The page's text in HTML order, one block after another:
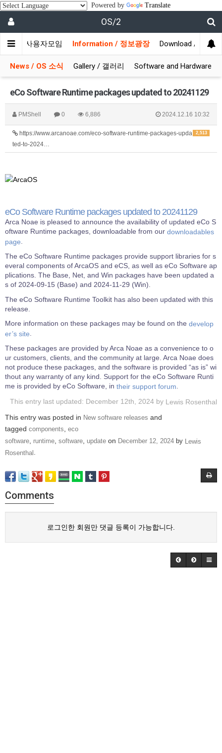
Powered by Translate
OS/2
/ 사용자모임 Information / 정보광장 Download / 자료실
News / OS 소식 Gallery / 갤러리 Software and Hardware
eCo Software Runtime packages updated to 20241129
PMShell 0 6,886 2024.12.16 10:32
2,513
https://www.arcanoae.com/eco-software-runtime-packages-upda
ted-to-2024…
eCo Software Runtime packages updated to 20241129
Arca Noae is pleased to announce the availability of updated eCo S
oftware Runtime packages, downloadable from our downloadables
page
The eCo Software Runtime packages provide support libraries for s
everal components of ArcaOS and eCS, as well as eCo Software ap
plications. The Base, Net, and Win packages have been updated a
s of 2024-09-15 (Base) and 2024-11-29 (Win).
The eCo Software Runtime Toolkit has also been updated with this
release.
More information on these packages may be found on the develop
er’s site
These packages are provided by Arca Noae as a convenience to o
ur customers, clients, and the community at large. Arca Noae does
not produce these packages, and the software is provided “as is” wi
thout any warranty of any kind. Support for the eCo Software Runti
me is provided by eCo Software, in their support forum.
This entry last updated: December 12th, 2024 by Lewis Rosenthal
This entry was posted in New software releases and
tagged components, eco
software runtime software update on December 12, 2024 by Lewis
Rosenthal .
Comments
로그인한 회원만 댓글 등록이 가능합니다.